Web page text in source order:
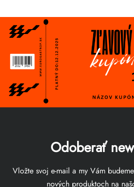
Odoberať
Vložte svoj e-mail a my Vám
nových produktoch na